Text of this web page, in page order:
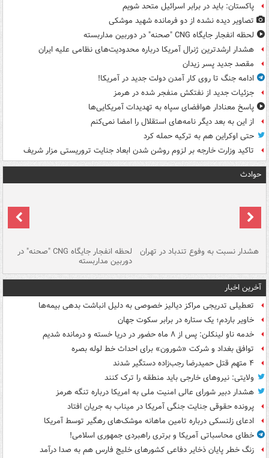
پاکستان: باید در برابر اسرائیل متحد شویم
تصاویر دیده‌ نشده از دو فرمانده شهید موشکی
لحظه انفجار جایگاه CNG "صحنه" در دوربین مداربسته
هشدار ارشدترین ژنرال آمریکا درباره محدودیت‌های نظامی علیه ایران
مقصد جدید پسر زیدان
ادامه جنگ تا روی کار آمدن دولت جدید در آمریکا!
جزئیات جدید از نفتکش منفجر شده در هرمز
پاسخ معنادار هوافضای سپاه به تهدیدات آمریکایی‌ها
از این به بعد دیگر نامه‌های استقلال را امضا نمی‌کنم
حتی اوکراین هم به ترکیه حمله کرد
تاکید وزارت خارجه بر لزوم روشن شدن ابعاد جنایت تروریستی مزار شریف
حوادث
هشدار نسبت به وفوع تندباد در تهران لحظه انفجار جایگاه CNG "صحنه" در
دوربین مداربسته
آخرین اخبار
تعطیلی تدریجی مراکز دیالیز خصوصی به دلیل انباشت بدهی بیمه‌ها
خاویر باردم؛ یک ستاره در برابر سکوت جهان
خدمه ناو لینکلن: پس از ۸ ماه حضور در دریا خسته و درمانده‌ شدیم
توافق بغداد و شرکت «شورون» برای احداث خط لوله بصره
۴ متهم قتل حمیدرضا رجب‌زاده دستگیر شدند
ولایتی: نیروهای خارجی باید منطقه را ترک کنند
هشدار دبیر شورای عالی امنیت ملی به امریکا درباره تنگه هرمز
پرونده حقوقی جنایت جنگی آمریکا در میناب به جریان افتاد
ادعای زلنسکی درباره تامین ماهانه موشک‌های رهگیر توسط آمریکا
خطای محاسباتی آمریکا و برتری راهبردی جمهوری اسلامی!
زنگ خطر پایان ذخایر دفاعی کشورهای خلیج فارس هم به صدا درآمد